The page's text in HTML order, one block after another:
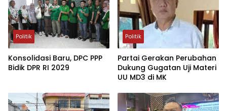
Politik
Konsolidasi Baru, DPC PPP
Bidik DPR RI 2029
Politik
Partai Gerakan Perubahan
Dukung Gugatan Uji Materi
UU MD3 di MK